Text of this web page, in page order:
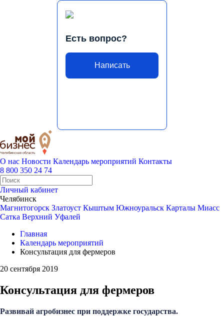
Есть вопрос?
Написать
О нас Новости Календарь мероприятий Контакты
8 800 350 24 74
Личный кабинет
Челябинск
Магнитогорск Златоуст Кыштым Южноуральск Карталы Миасс
Сатка Верхний Уфалей
Главная
Календарь мероприятий
Консультация для фермеров
20 сентября 2019
Консультация для фермеров
Развивай агробизнес при поддержке государства.